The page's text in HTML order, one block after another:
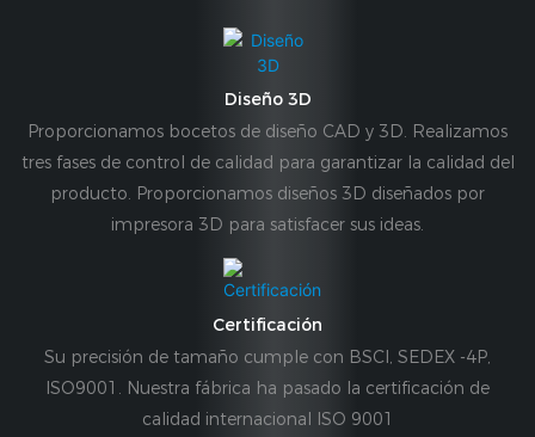
Diseño 3D
Proporcionamos bocetos de diseño CAD y 3D. Realizamos
tres fases de control de calidad para garantizar la calidad del
producto. Proporcionamos diseños 3D diseñados por
impresora 3D para satisfacer sus ideas.
Certificación
Su precisión de tamaño cumple con BSCI, SEDEX -4P,
ISO9001. Nuestra fábrica ha pasado la certificación de
calidad internacional ISO 9001